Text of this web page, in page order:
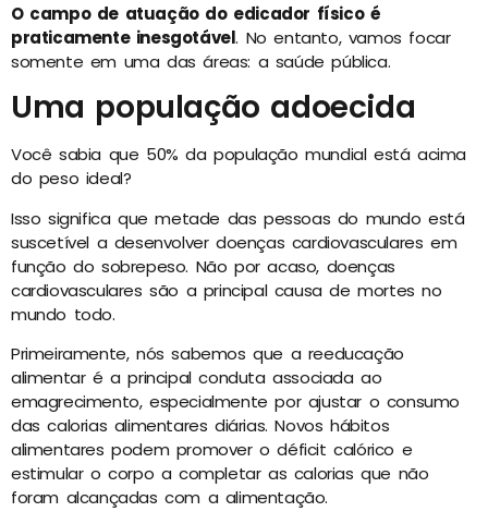
O campo de atuação do edicador físico é
praticamente inesgotável. No entanto, vamos focar
somente em uma das áreas: a saúde pública.
Uma população adoecida
Você sabia que 50% da população mundial está acima
do peso ideal?
Isso significa que metade das pessoas do mundo está
suscetível a desenvolver doenças cardiovasculares em
função do sobrepeso. Não por acaso, doenças
cardiovasculares são a principal causa de mortes no
mundo todo.
Primeiramente, nós sabemos que a reeducação
alimentar é a principal conduta associada ao
emagrecimento, especialmente por ajustar o consumo
das calorias alimentares diárias. Novos hábitos
alimentares podem promover o déficit calórico e
estimular o corpo a completar as calorias que não
foram alcançadas com a alimentação.